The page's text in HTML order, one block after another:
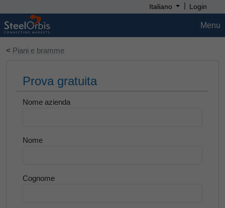
Italiano | Login
Menu
< Piani e bramme
Prova gratuita
Nome azienda
Nome
Cognome